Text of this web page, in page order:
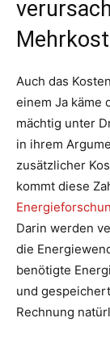
Auch das
einem Ja käme
mächtig unter
in ihrem
zusätzlicher
kommt diese
Darin werden
die
benötigte
und
Rechnung